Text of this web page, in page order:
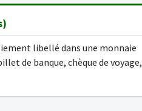
libellé dans une monnaie
de banque, chèque de voyage,